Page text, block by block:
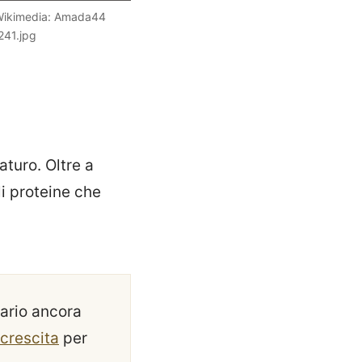
Amada44
Oltre a
proteine che
ancora
per